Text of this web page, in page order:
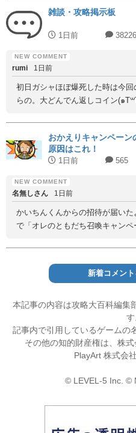
雑談・攻略掲示板
1日前 38226
rumi 1日前
初日ガシャほぼ爆死した時は今
らの。大どんでん返しコイン(๑
おかえりキャンペー
原因はこれ！
1日前 565
名無しさん 1日前
かいちんくんからの招待が届いた
で「オレのともだち召喚キャンペ
新着コメン
本記事の内容は攻略大百科編集
す
記事内で引用しているゲームの
その他の知的財産権は、株
PlayArt 株式会
© LEVEL-5 Inc. ©